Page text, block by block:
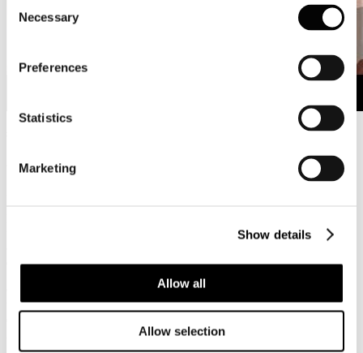
Selection
Necessary
Preferences
Statistics
Marketing
Show details
Allow all
Allow selection
Assocarta e tutte le cartiere italiane consegnano oggi 4 maggio, alla
"piazza virtuale", un video messaggio dal titolo "L'industria cartaria
fase dell'emergenza, oggi - più che mai - sono al fianco dei
e #ripartenza.
Come sempre con la produzione di carte igienico sanitarie, carte per
usi speciali e medicali, imballaggi per alimenti e medicinali, oltre
innovazioni come carte per mascherine chirurgiche.